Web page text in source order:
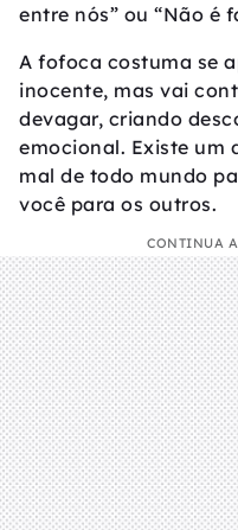
entre nós” ou “Não é
A fofoca costuma se
inocente, mas vai
devagar, criando
emocional. Existe um
mal de todo mundo
você para os outros.
CONTINUA